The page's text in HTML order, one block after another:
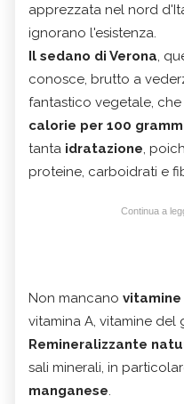
apprezzata nel nord
ignorano l'esistenza.
Il sedano di Verona,
conosce, brutto a
fantastico vegetale,
calorie per 100
tanta idratazione,
proteine, carboidrati e
Continua a
Non mancano
vitamina A, vitamine del
Remineralizzante
sali minerali, in
manganese.